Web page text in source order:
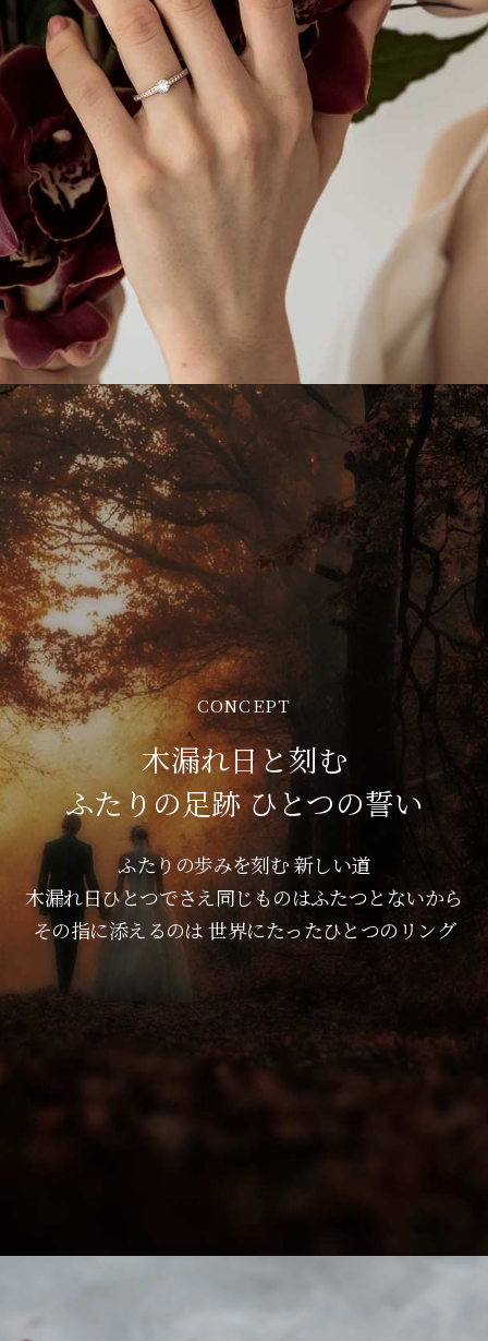
CONCEPT
木漏れ日と刻む
ふたりの足跡 ひとつの誓い
ふたりの歩みを刻む 新しい道
木漏れ日ひとつでさえ同じものはふたつとないから
その指に添えるのは 世界にたったひとつのリング